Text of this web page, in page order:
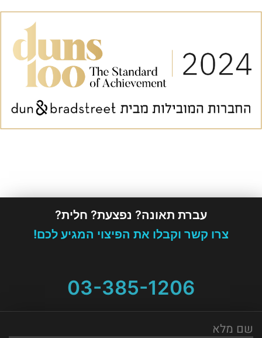
עברת תאונה? נפצעת? חלית?
צרו קשר וקבלו את הפיצוי המגיע לכם!
03-385-1206
שם מלא